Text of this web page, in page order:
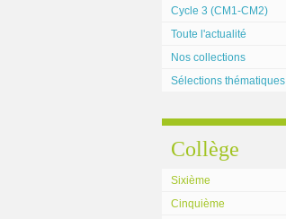
Cycle 3 (CM1-CM2)
Toute l'actualité
Nos collections
Sélections thématiques
Collège
Sixième
Cinquième